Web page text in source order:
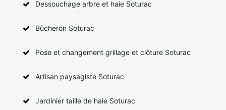
Dessouchage arbre et haie Soturac
Bûcheron Soturac
Pose et changement grillage et clôture Soturac
Artisan paysagiste Soturac
Jardinier taille de haie Soturac